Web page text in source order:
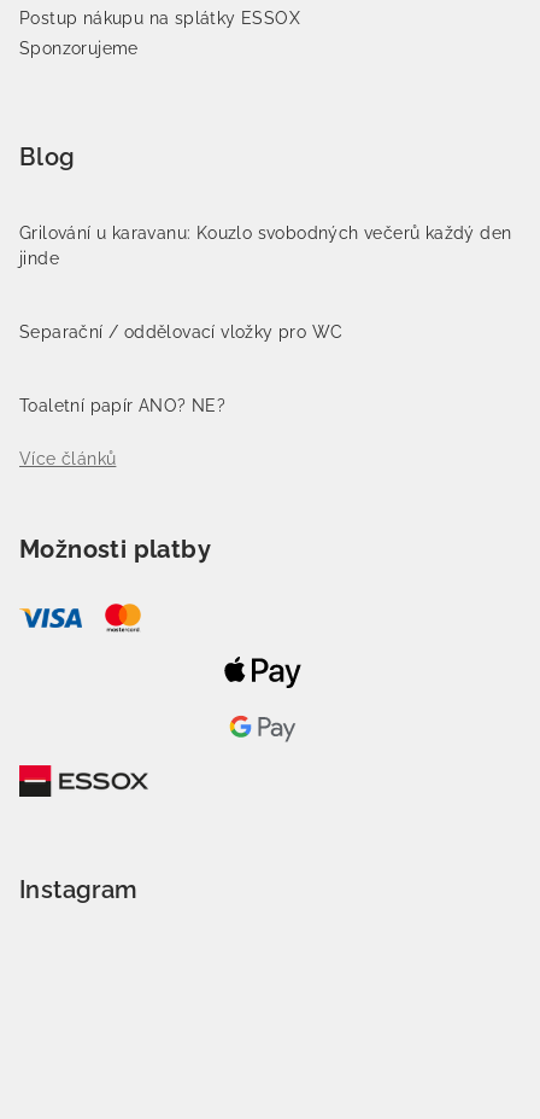
Postup nákupu na splátky ESSOX
Sponzorujeme
Blog
Grilování u karavanu: Kouzlo svobodných večerů každý den
jinde
Separační / oddělovací vložky pro WC
Toaletní papír ANO? NE?
Více článků
Možnosti platby
Instagram